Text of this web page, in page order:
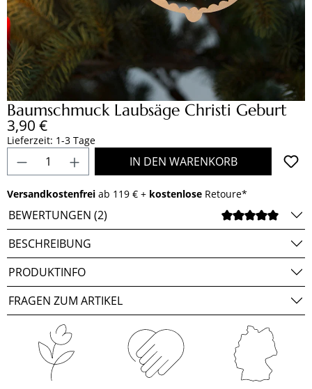
Baumschmuck Laubsäge Christi Geburt
Regulärer Preis:
3,90 €
Lieferzeit: 1-3 Tage
Produkt Anzahl: Gib den gewünschten
IN DEN WARENKORB
Versandkostenfrei ab 119 € + kostenlose Retoure*
BEWERTUNGEN (2)
BESCHREIBUNG
PRODUKTINFO
FRAGEN ZUM ARTIKEL